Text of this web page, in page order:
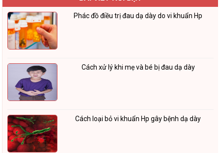
Phác đồ điều trị đau dạ dày do vi khuẩn Hp
Cách xử lý khi mẹ và bé bị đau dạ dày
Cách loại bỏ vi khuẩn Hp gây bệnh dạ dày